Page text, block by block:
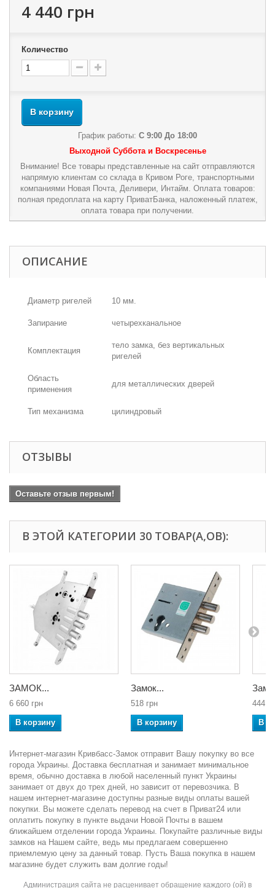
4 440 грн
Количество
В корзину
График работы: С 9:00 До 18:00
Выходной Суббота и Воскресенье
Внимание! Все товары представленные на сайт отправляются
напрямую клиентам со склада в Кривом Роге, транспортными
компаниями Новая Почта, Деливери, Интайм. Оплата товаров:
полная предоплата на карту ПриватБанка, наложенный платеж,
оплата товара при получении.
ОПИСАНИЕ
Диаметр ригелей 10 мм.
Запирание четырехканальное
Комплектация
тело замка, без вертикальных
ригелей
Область
применения
для металлических дверей
Тип механизма цилиндровый
ОТЗЫВЫ
Оставьте отзыв первым!
В ЭТОЙ КАТЕГОРИИ 30 ТОВАР(А,ОВ):
ЗАМОК...
6 660 грн
В корзину
Замок...
518 грн
В корзину
444
В
Интернет-магазин Кривбасс-Замок отправит Вашу покупку во все
города Украины. Доставка бесплатная и занимает минимальное
время, обычно доставка в любой населенный пункт Украины
занимает от двух до трех дней, но зависит от перевозчика. В
нашем интернет-магазине доступны разные виды оплаты вашей
покупки. Вы можете сделать перевод на счет в Приват24 или
оплатить покупку в пункте выдачи Новой Почты в вашем
ближайшем отделении города Украины. Покупайте различные виды
замков на Нашем сайте, ведь мы предлагаем совершенно
приемлемую цену за данный товар. Пусть Ваша покупка в нашем
магазине будет служить вам долгие годы!
Администрация сайта не расценивает обращение каждого (ой) в